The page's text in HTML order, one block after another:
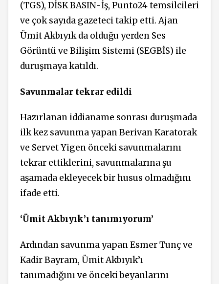
(TGS), DİSK BASIN-İş, Punto24 temsilcileri
ve çok sayıda gazeteci takip etti. Ajan
Ümit Akbıyık da olduğu yerden Ses
Görüntü ve Bilişim Sistemi (SEGBİS) ile
duruşmaya katıldı.
Savunmalar tekrar edildi
Hazırlanan iddianame sonrası duruşmada
ilk kez savunma yapan Berivan Karatorak
ve Servet Yigen önceki savunmalarını
tekrar ettiklerini, savunmalarına şu
aşamada ekleyecek bir husus olmadığını
ifade etti.
‘Ümit Akbıyık’ı tanımıyorum’
Ardından savunma yapan Esmer Tunç ve
Kadir Bayram, Ümit Akbıyık’ı
tanımadığını ve önceki beyanlarını